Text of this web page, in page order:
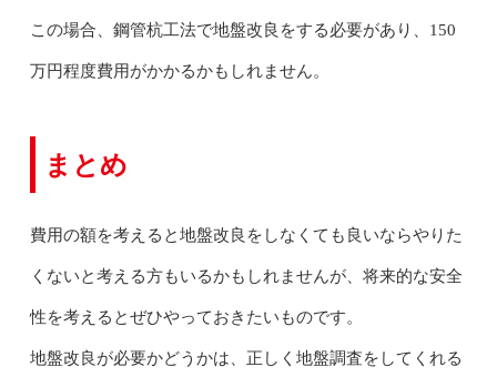
この場合、鋼管杭工法で地盤改良をする必要があり、150
万円程度費用がかかるかもしれません。
まとめ
費用の額を考えると地盤改良をしなくても良いならやりた
くないと考える方もいるかもしれませんが、将来的な安全
性を考えるとぜひやっておきたいものです。
地盤改良が必要かどうかは、正しく地盤調査をしてくれる